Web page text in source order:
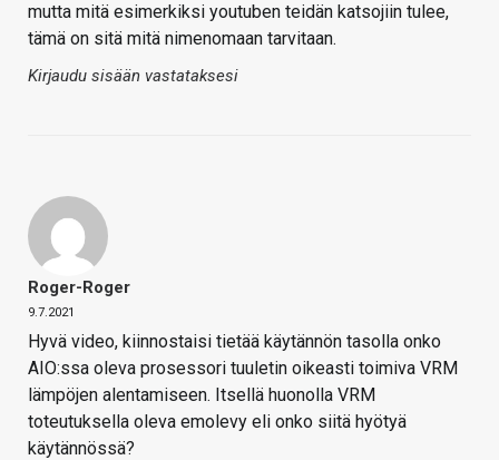
mutta mitä esimerkiksi youtuben teidän katsojiin tulee,
tämä on sitä mitä nimenomaan tarvitaan.
Kirjaudu sisään vastataksesi
Roger-Roger
9.7.2021
Hyvä video, kiinnostaisi tietää käytännön tasolla onko
AIO:ssa oleva prosessori tuuletin oikeasti toimiva VRM
lämpöjen alentamiseen. Itsellä huonolla VRM
toteutuksella oleva emolevy eli onko siitä hyötyä
käytännössä?